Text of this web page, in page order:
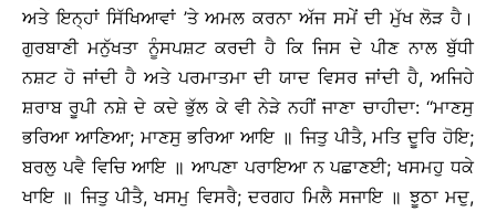
ਅਤੇ ਇਨ੍ਹਾਂ ਸਿੱਖਿਆਵਾਂ ’ਤੇ ਅਮਲ ਕਰਨਾ ਅੱਜ ਸਮੇਂ ਦੀ ਮੁੱਖ ਲੋੜ ਹੈ।
ਗੁਰਬਾਣੀ ਮਨੁੱਖਤਾ ਨੂੰਸਪਸ਼ਟ ਕਰਦੀ ਹੈ ਕਿ ਜਿਸ ਦੇ ਪੀਣ ਨਾਲ ਬੁੱਧੀ
ਨਸ਼ਟ ਹੋ ਜਾਂਦੀ ਹੈ ਅਤੇ ਪਰਮਾਤਮਾ ਦੀ ਯਾਦ ਵਿਸਰ ਜਾਂਦੀ ਹੈ, ਅਜਿਹੇ
ਸ਼ਰਾਬ ਰੂਪੀ ਨਸ਼ੇ ਦੇ ਕਦੇ ਭੁੱਲ ਕੇ ਵੀ ਨੇੜੇ ਨਹੀਂ ਜਾਣਾ ਚਾਹੀਦਾ: ‘‘ਮਾਣਸੁ
ਭਰਿਆ ਆਣਿਆ; ਮਾਣਸੁ ਭਰਿਆ ਆਇ ॥ ਜਿਤੁ ਪੀਤੈ, ਮਤਿ ਦੂਰਿ ਹੋਇ;
ਬਰਲੁ ਪਵੈ ਵਿਚਿ ਆਇ ॥ ਆਪਣਾ ਪਰਾਇਆ ਨ ਪਛਾਣਈ; ਖਸਮਹੁ ਧਕੇ
ਖਾਇ ॥ ਜਿਤੁ ਪੀਤੈ, ਖਸਮੁ ਵਿਸਰੈ; ਦਰਗਹ ਮਿਲੈ ਸਜਾਇ ॥ ਝੂਠਾ ਮਦੁ,